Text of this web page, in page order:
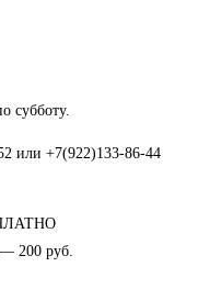
субботу.
или +7(922)133-86-44
— 200 руб.